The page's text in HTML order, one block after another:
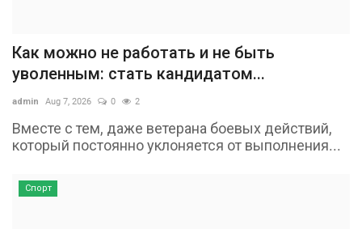
Как можно не работать и не быть
уволенным: стать кандидатом...
admin Aug 7, 2026 0 2
Вместе с тем, даже ветерана боевых действий,
который постоянно уклоняется от выполнения...
Спорт